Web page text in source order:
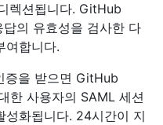
렉션됩니다. GitHub
의 유효성을 검사한 다
여합니다.
증을 받으면 GitHub
한 사용자의 SAML 세션
화됩니다. 24시간이 지